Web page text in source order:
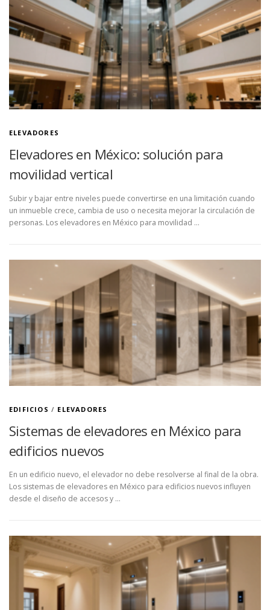
ELEVADORES
Elevadores en México: solución para
movilidad vertical
Subir y bajar entre niveles puede convertirse en una limitación cuando
un inmueble crece, cambia de uso o necesita mejorar la circulación de
personas. Los elevadores en México para movilidad …
EDIFICIOS / ELEVADORES
Sistemas de elevadores en México para
edificios nuevos
En un edificio nuevo, el elevador no debe resolverse al final de la obra.
Los sistemas de elevadores en México para edificios nuevos influyen
desde el diseño de accesos y …